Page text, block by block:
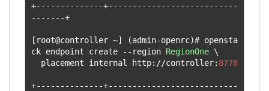
+--------------+---------------------------
-------+
[ root@controller ~] (admin-openrc)# opensta
ck endpoint create
-- region RegionOne \
  placement internal http
://controller: 8778
+--------------+---------------------------